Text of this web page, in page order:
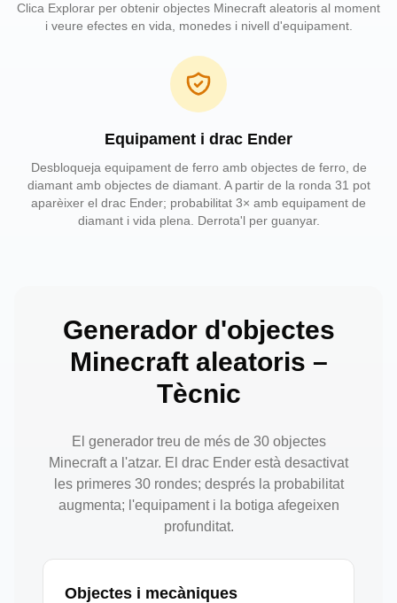
Clica Explorar per obtenir objectes Minecraft aleatoris al moment
i veure efectes en vida, monedes i nivell d'equipament.
Equipament i drac Ender
Desbloqueja equipament de ferro amb objectes de ferro, de
diamant amb objectes de diamant. A partir de la ronda 31 pot
aparèixer el drac Ender; probabilitat 3× amb equipament de
diamant i vida plena. Derrota'l per guanyar.
Generador d'objectes
Minecraft aleatoris –
Tècnic
El generador treu de més de 30 objectes
Minecraft a l'atzar. El drac Ender està desactivat
les primeres 30 rondes; després la probabilitat
augmenta; l'equipament i la botiga afegeixen
profunditat.
Objectes i mecàniques